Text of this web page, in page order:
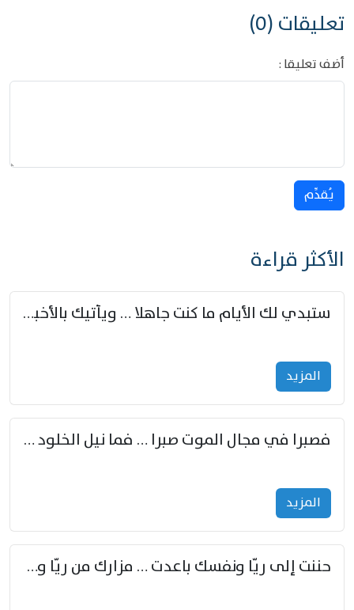
تعليقات (0)
أضف تعليقا :
يُقدِّم
الأكثر قراءة
ستبدي لك الأيام ما كنت جاهلا … ويأتيك بالأخبار من لم تزوّد
المزید
فصبرا في مجال الموت صبرا … فما نيل الخلود بمستطاع
المزید
حننت إلى ريّا ونفسك باعدت … مزارك من ريّا وشعباكما معا